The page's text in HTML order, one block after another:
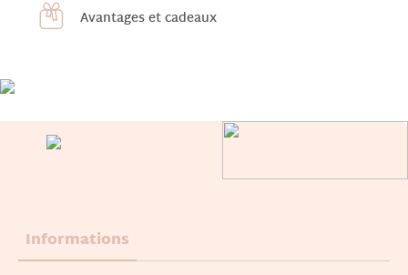
Avantages et cadeaux
Informations